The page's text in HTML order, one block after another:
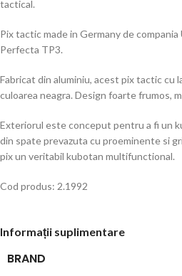
tactical.
Pix tactic made in Germany de
Perfecta TP3.
Fabricat din aluminiu, acest pix tactic cu
culoarea neagra. Design foarte frumos,
Exteriorul este conceput pentru a fi un
din spate prevazuta cu proeminente si
pix un veritabil kubotan multifunctional.
Cod produs: 2.1992
Informații suplimentare
BRAND